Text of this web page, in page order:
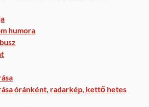
humora
óránként, radarkép, kettő hetes